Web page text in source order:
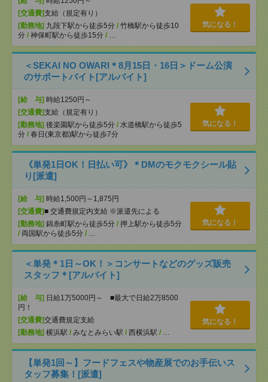
[交通費]支給（規定有り）
[勤務地] 九段下駅から徒歩5分 / 竹橋駅から徒歩10
分 / 神保町駅から徒歩15分 / …
気になる！
＜SEKAI NO OWARI＊8月15日・16日＞ドーム公演
のサポートバイト[アルバイト]
[給 与] 時給1250円～
[交通費]支給（規定有り）
[勤務地] 後楽園駅から徒歩5分 / 水道橋駅から徒歩5
分 / 春日(東京都)駅から徒歩7分
気になる！
《単発1日OK！日払い可》＊DMのモクモクシール貼
り[派遣]
[給 与] 時給1,500円～1,875円
[交通費]■ 交通費規定内支給 ※派遣先による
[勤務地] 錦糸町駅から徒歩5分 / 押上駅から徒歩5分
/ 両国駅から徒歩5分 / …
気になる！
＜単発＊1日～OK！＞コンサートなどのグッズ販売
スタッフ＊[アルバイト]
[給 与] 日給1万5000円～ ■最大で日給2万8500
円！
[交通費]交通費規定支給
[勤務地] 横浜駅 / みなとみらい駅 / 西横浜駅 / …
気になる！
【単発1回～】フードフェスや物産展でのお手伝いス
タッフ募集！[派遣]